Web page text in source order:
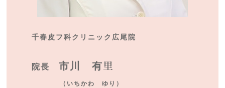
千春皮フ科クリニック広尾院
院長 市川 有里
（いちかわ ゆり）